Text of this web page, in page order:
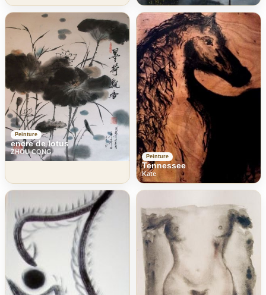
Peinture
encre de lotus
ZHOU CONG
Peinture
Tennessee
Kate